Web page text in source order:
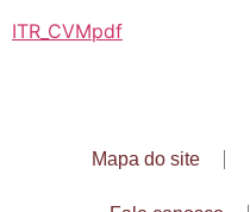
ITR_CVMpdf
Mapa do site